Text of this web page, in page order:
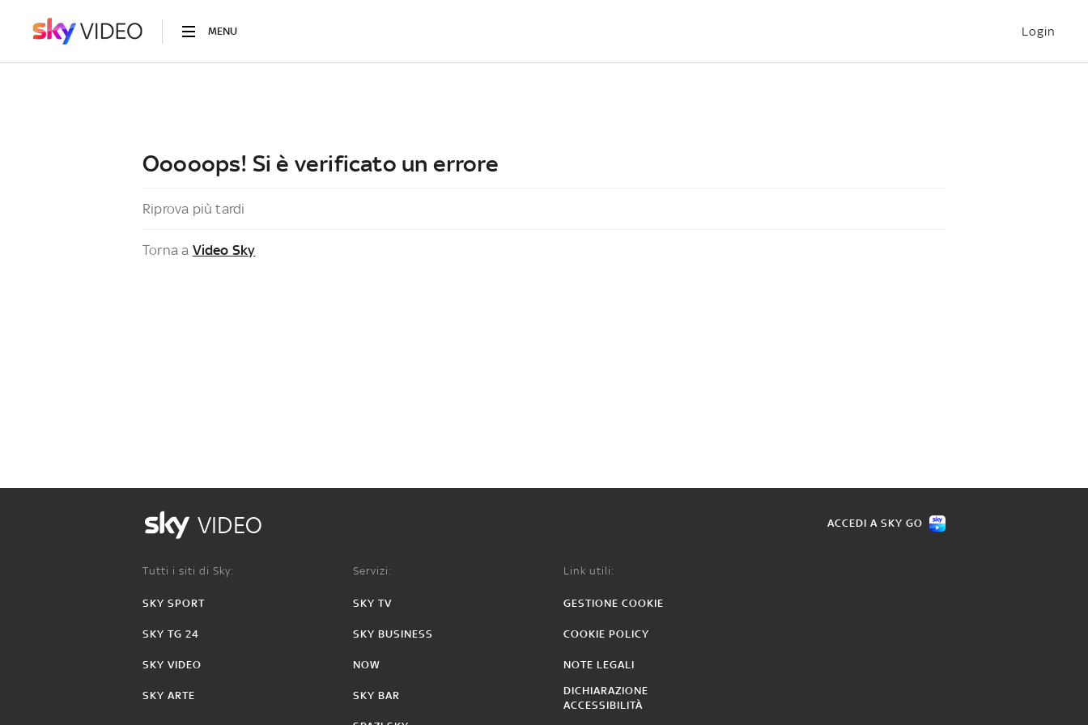
MENU Login
Ooooops! Si è verificato un errore
Riprova più tardi
Torna a Video Sky
VIDEO ACCEDI A SKY GO
Tutti i siti di Sky:
SKY SPORT
SKY TG 24
SKY VIDEO
SKY ARTE
Servizi:
SKY TV
SKY BUSINESS
NOW
SKY BAR
Link utili:
GESTIONE COOKIE
COOKIE POLICY
NOTE LEGALI
DICHIARAZIONE
ACCESSIBILITÀ